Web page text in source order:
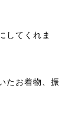
してくれま
たお着物、振